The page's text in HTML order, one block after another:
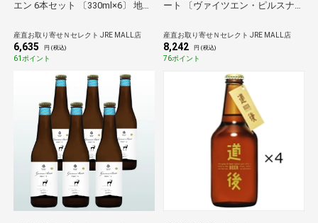
エン 6本セット 〔330ml×6〕 地ビ
産直お取り寄せＮセレクト JRE MALL店
6,635 円 (税込)
61ポイント
ート 〔ヴァイツエン・ピルスナ
産直お取り寄せＮセレクト JRE MALL店
8,242 円 (税込)
76ポイント